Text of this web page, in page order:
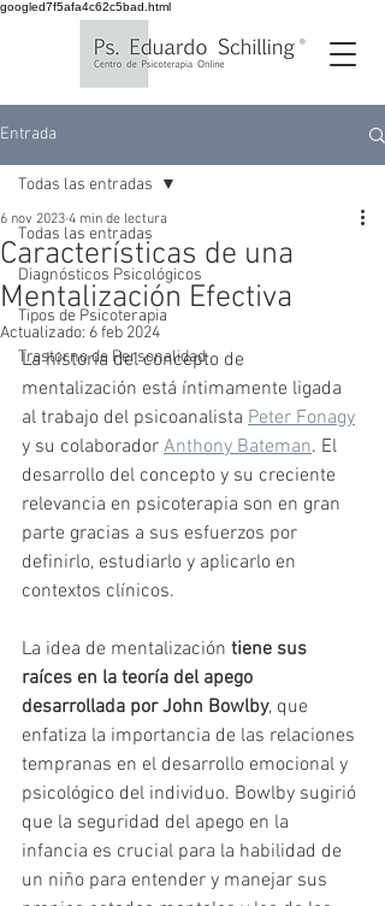
googled7f5afa4c62c5bad.html
Entrada
Todas las entradas
Diagnósticos Psicológicos
Tipos de Psicoterapia
Trastorno de Personalidad
Todas las entradas
Características de una
Mentalización Efectiva
6 nov 2023 4 min de lectura
Actualizado: 6 feb 2024
La historia del concepto de
mentalización está íntimamente ligada
al trabajo del psicoanalista Peter Fonagy
y su colaborador Anthony Bateman. El
desarrollo del concepto y su creciente
relevancia en psicoterapia son en gran
parte gracias a sus esfuerzos por
definirlo, estudiarlo y aplicarlo en
contextos clínicos.
La idea de mentalización tiene sus
raíces en la teoría del apego
desarrollada por John Bowlby, que
enfatiza la importancia de las relaciones
tempranas en el desarrollo emocional y
psicológico del individuo. Bowlby sugirió
que la seguridad del apego en la
infancia es crucial para la habilidad de
un niño para entender y manejar sus